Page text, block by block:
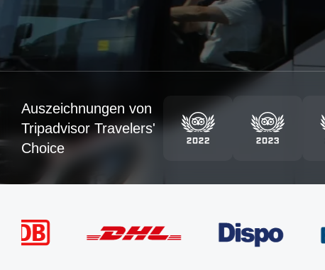
Auszeichnungen von
Tripadvisor Travelers'
Choice